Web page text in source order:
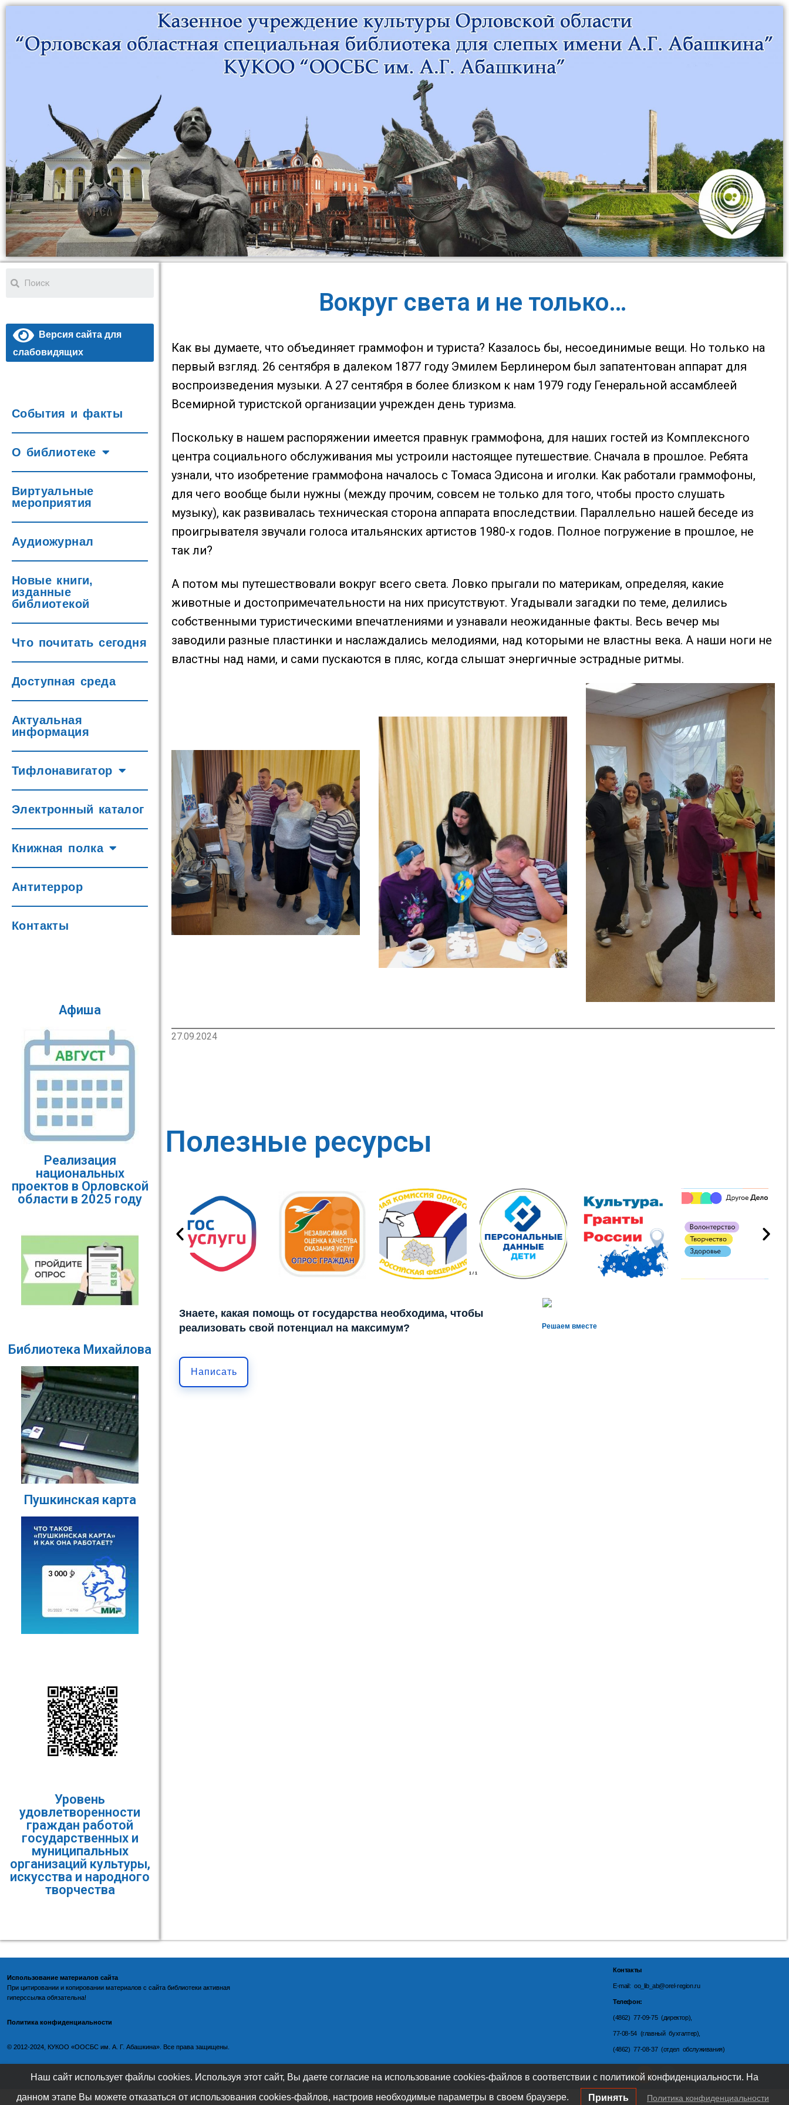
Версия сайта для
слабовидящих
События и факты
О библиотеке
Виртуальные
мероприятия
Аудиожурнал
Новые книги,
изданные
библиотекой
Что почитать сегодня
Доступная среда
Актуальная
информация
Тифлонавигатор
Электронный каталог
Книжная полка
Антитеррор
Контакты
Афиша
Реализация
национальных
проектов в Орловской
области в 2025 году
Библиотека Михайлова
Пушкинская карта
Уровень
удовлетворенности
граждан работой
государственных и
муниципальных
организаций культуры,
искусства и народного
творчества
Вокруг света и не только…
Как вы думаете, что объединяет граммофон и туриста? Казалось бы, несоединимые вещи. Но только на
первый взгляд. 26 сентября в далеком 1877 году Эмилем Берлинером был запатентован аппарат для
воспроизведения музыки. А 27 сентября в более близком к нам 1979 году Генеральной ассамблеей
Всемирной туристской организации учрежден день туризма.
Поскольку в нашем распоряжении имеется правнук граммофона, для наших гостей из Комплексного
центра социального обслуживания мы устроили настоящее путешествие. Сначала в прошлое. Ребята
узнали, что изобретение граммофона началось с Томаса Эдисона и иголки. Как работали граммофоны,
для чего вообще были нужны (между прочим, совсем не только для того, чтобы просто слушать
музыку), как развивалась техническая сторона аппарата впоследствии. Параллельно нашей беседе из
проигрывателя звучали голоса итальянских артистов 1980-х годов. Полное погружение в прошлое, не
так ли?
А потом мы путешествовали вокруг всего света. Ловко прыгали по материкам, определяя, какие
животные и достопримечательности на них присутствуют. Угадывали загадки по теме, делились
собственными туристическими впечатлениями и узнавали неожиданные факты. Весь вечер мы
заводили разные пластинки и наслаждались мелодиями, над которыми не властны века. А наши ноги не
властны над нами, и сами пускаются в пляс, когда слышат энергичные эстрадные ритмы.
27.09.2024
Полезные ресурсы
1 / 1
Решаем вместе
Знаете, какая помощь от государства необходима, чтобы
реализовать свой потенциал на максимум?
Написать
Использование материалов сайта
При цитировании и копировании материалов с сайта библиотеки активная
гиперссылка обязательна!
Политика конфиденциальности
©️ 2012-2024, КУКОО «ООСБС им. А. Г. Абашкина». Все права защищены.
Контакты
E-mail: oo_lib_ab@orel-region.ru
Телефон:
(4862) 77-09-75 (директор),
77-08-54 (главный бухгалтер),
(4862) 77-08-37 (отдел обслуживания)
Наш сайт использует файлы cookies. Используя этот сайт, Вы даете согласие на использование cookies-файлов в соответствии с политикой конфиденциальности. На
данном этапе Вы можете отказаться от использования cookies-файлов, настроив необходимые параметры в своем браузере. Принять Политика конфиденциальности